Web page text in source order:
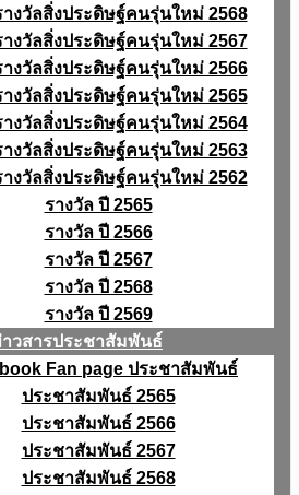
างวัลสิ่งประดิษฐ์คนรุ่นใหม่ 2568
างวัลสิ่งประดิษฐ์คนรุ่นใหม่ 2567
างวัลสิ่งประดิษฐ์คนรุ่นใหม่ 2566
างวัลสิ่งประดิษฐ์คนรุ่นใหม่ 2565
างวัลสิ่งประดิษฐ์คนรุ่นใหม่ 2564
างวัลสิ่งประดิษฐ์คนรุ่นใหม่ 2563
างวัลสิ่งประดิษฐ์คนรุ่นใหม่ 2562
รางวัล ปี 2565
รางวัล ปี 2566
รางวัล ปี 2567
รางวัล ปี 2568
รางวัล ปี 2569
วสารประชาสัมพันธ์
Fan page ประชาสัมพันธ์
ประชาสัมพันธ์ 2565
ประชาสัมพันธ์ 2566
ประชาสัมพันธ์ 2567
ประชาสัมพันธ์ 2568